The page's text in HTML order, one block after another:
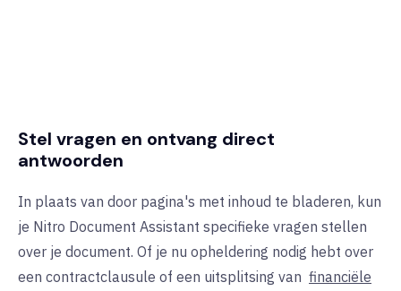
Stel vragen en ontvang direct
antwoorden
In plaats van door pagina's met inhoud te bladeren, kun
je Nitro Document Assistant specifieke vragen stellen
over je document. Of je nu opheldering nodig hebt over
een contractclausule of een uitsplitsing van financiële